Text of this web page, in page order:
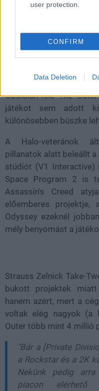
user protection.
CONFIRM
Data Deletion
Egy meg nem
Take-Two
gondolt független
szinten is mérhető
tudta az új entitás
Obsidian-féle The
játékot sem adott
különösebben büszke
A Halo-veteránok
pillanatok alatt beleállt
stúdiót (V1 Interactive)
Space Program 2 is
Assassin's Creed
előemberes projektje,
Odyssey ezeknél
mély benyomást a
Strauss Zelnick Take-
bukott projektek
hanem azért, mert a
voltak elég nagyok (a
Outer több mint 4 millió
"Bár a [Private
a Rockstar és a 2K
Nekünk pedig
piacon elérhető